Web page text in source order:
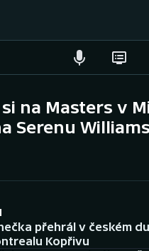
na Masters v
Serenu
přehrál v českém
Kopřivu